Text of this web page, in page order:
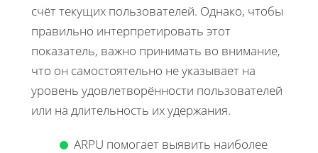
счёт текущих пользователей. Однако, чтобы
правильно интерпретировать этот
показатель, важно принимать во внимание,
что он самостоятельно не указывает на
уровень удовлетворённости пользователей
или на длительность их удержания.
ARPU помогает выявить наиболее